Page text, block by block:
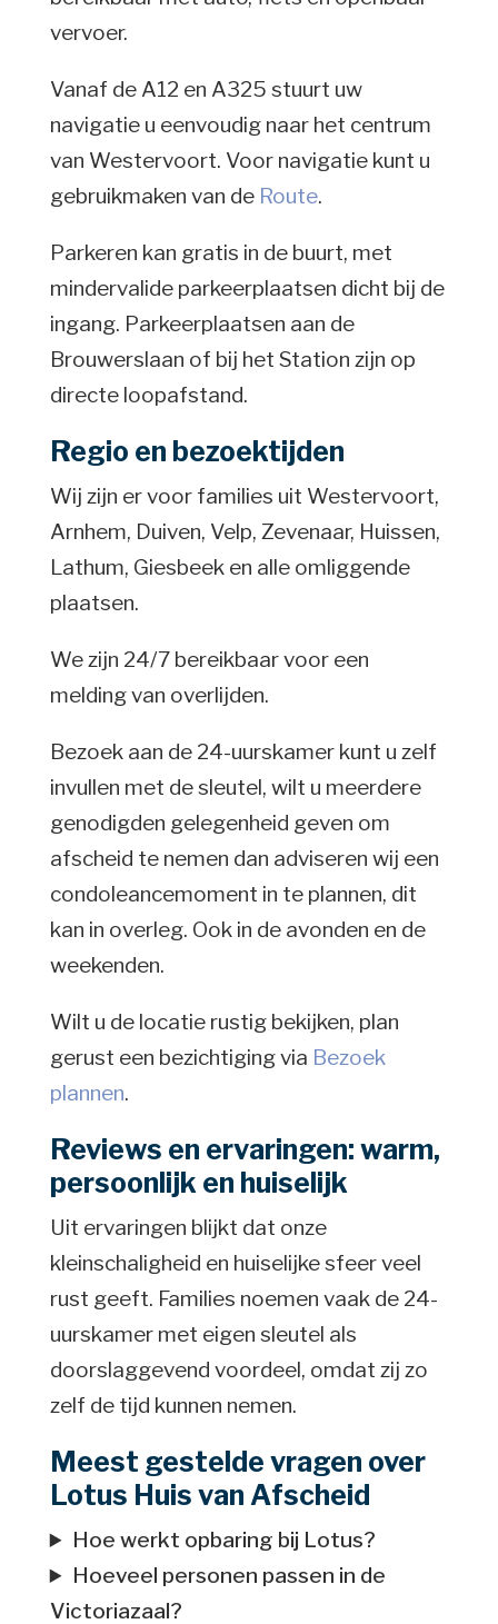
vervoer.
Vanaf de A12 en A325 stuurt uw
navigatie u eenvoudig naar het centrum
van Westervoort. Voor navigatie kunt u
gebruikmaken van de Route.
Parkeren kan gratis in de buurt, met
mindervalide parkeerplaatsen dicht bij de
ingang. Parkeerplaatsen aan de
Brouwerslaan of bij het Station zijn op
directe loopafstand.
Regio en bezoektijden
Wij zijn er voor families uit Westervoort,
Arnhem, Duiven, Velp, Zevenaar, Huissen,
Lathum, Giesbeek en alle omliggende
plaatsen.
We zijn 24/7 bereikbaar voor een
melding van overlijden.
Bezoek aan de 24-uurskamer kunt u zelf
invullen met de sleutel, wilt u meerdere
genodigden gelegenheid geven om
afscheid te nemen dan adviseren wij een
condoleancemoment in te plannen, dit
kan in overleg. Ook in de avonden en de
weekenden.
Wilt u de locatie rustig bekijken, plan
gerust een bezichtiging via Bezoek
plannen.
Reviews en ervaringen: warm,
persoonlijk en huiselijk
Uit ervaringen blijkt dat onze
kleinschaligheid en huiselijke sfeer veel
rust geeft. Families noemen vaak de 24-
uurskamer met eigen sleutel als
doorslaggevend voordeel, omdat zij zo
zelf de tijd kunnen nemen.
Meest gestelde vragen over
Lotus Huis van Afscheid
Hoe werkt opbaring bij Lotus?
Hoeveel personen passen in de
Victoriazaal?